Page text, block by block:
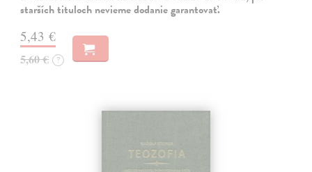
starších tituloch nevieme dodanie garantovať.
5,43 €
5,60 € ?